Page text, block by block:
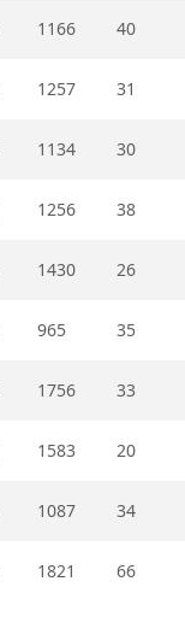
1166 40
1257 31
1134 30
1256 38
1430 26
965 35
1756 33
1583 20
1087 34
1821 66